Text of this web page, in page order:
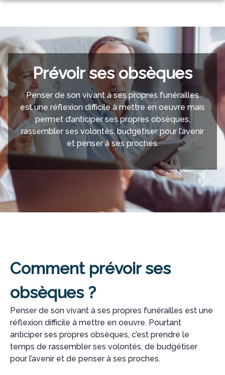
Aller
contenu
MONUMENTS FUNÉRAIRES
NOS AGENCES
SAINT-JEAN-DU-GARD
ANDUZE
SERVICES AUX FAMILLES
ESPACES HOMMAGES
Prévoir ses obsèques
Penser de son vivant à ses propres funérailles
est une réflexion difficile à mettre en oeuvre mais
permet d’anticiper ses propres obsèques,
rassembler ses volontés, budgétiser pour l’avenir
et penser à ses proches.
Comment prévoir ses
obsèques ?
Penser de son vivant à ses propres funérailles est une
réflexion difficile à mettre en oeuvre. Pourtant
anticiper ses propres obsèques, c’est prendre le
temps de rassembler ses volontés, de budgétiser
pour l’avenir et de penser à ses proches.